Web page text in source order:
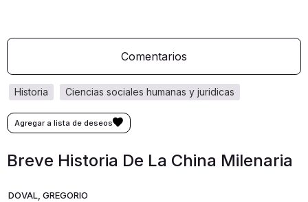
Comentarios
ciencias sociales humanas y juridicas
historia
Breve Historia De La China Milenaria
DOVAL, GREGORIO